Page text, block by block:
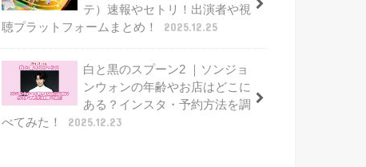
テ）速報やセトリ！出演者や視
聴プラットフォームまとめ！
2025.12.25
白と黒のスプーン2 ｜ソンジョ
ンウォンの年齢やお店はどこに
ある？インスタ・予約方法を調
べてみた！
2025.12.23